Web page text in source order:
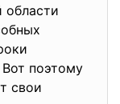
области
Вот поэтому
свои